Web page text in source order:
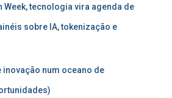
Week, tecnologia vira agenda de
sobre IA, tokenização e
inovação num oceano de